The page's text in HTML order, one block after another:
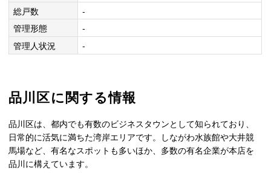
総戸数
-
管理形態
-
管理人状況
-
品川区に関する情報
品川区は、都内でも有数のビジネスタウンとして知られており、
日常的に活気に満ちた湾岸エリアです。しながわ水族館や大井競
馬場など、有名なスポットも多いほか、多数の有名企業が本店を
品川に構えています。